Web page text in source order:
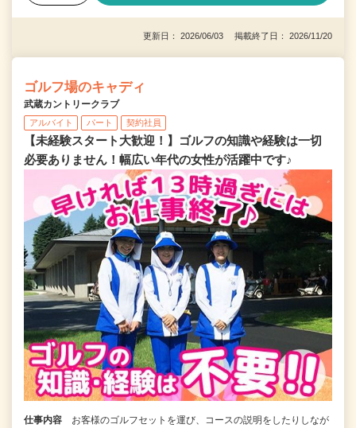
更新日： 2026/06/03 掲載終了日： 2026/11/20
ゴルフ場のキャディ
武蔵カントリークラブ
アルバイト パート 契約社員
【未経験スタート大歓迎！】ゴルフの知識や経験は一切
必要ありません！幅広い年代の女性が活躍中です♪
仕事内容
お客様のゴルフセットを運び、コースの説明をしたりしなが